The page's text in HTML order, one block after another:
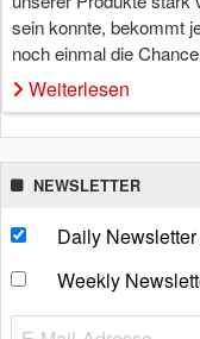
sein konnte, bekommt
noch einmal die
Weiterlesen
NEWSLETTER
Daily Newsletter
Weekly